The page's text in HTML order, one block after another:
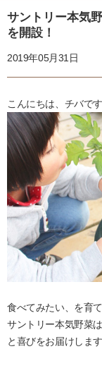
サントリー本気
を開設！
2019年05月31日
こんにちは、チバです
食べてみたい、を育て
サントリー本気野菜
と喜びをお届けします